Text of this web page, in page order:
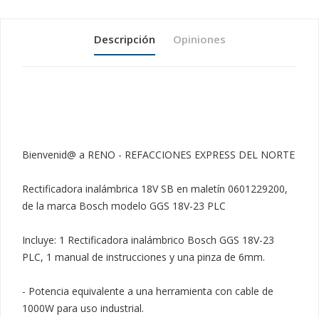
Descripción Opiniones
Bienvenid@ a RENO - REFACCIONES EXPRESS DEL NORTE
Rectificadora inalámbrica 18V SB en maletín 0601229200,
de la marca Bosch modelo GGS 18V-23 PLC
Incluye: 1 Rectificadora inalámbrico Bosch GGS 18V-23
PLC, 1 manual de instrucciones y una pinza de 6mm.
- Potencia equivalente a una herramienta con cable de
1000W para uso industrial.